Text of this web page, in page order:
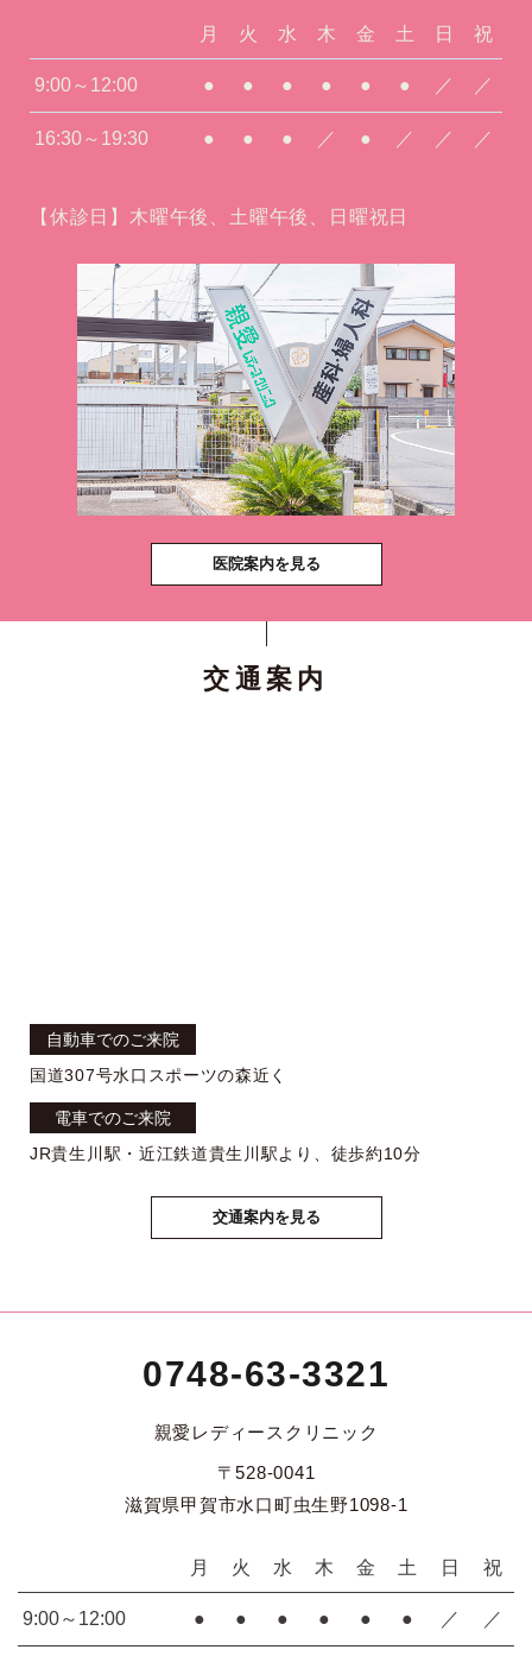
月 火 水 木 金 土 日 祝
9:00～12:00 ● ● ● ● ● ● ／ ／
16:30～19:30 ● ● ● ／ ● ／ ／ ／
【休診日】木曜午後、土曜午後、日曜祝日
医院案内を見る
交通案内
自動車でのご来院
国道307号水口スポーツの森近く
電車でのご来院
JR貴生川駅・近江鉄道貴生川駅より、徒歩約10分
交通案内を見る
0748-63-3321
親愛レディースクリニック
〒528-0041
滋賀県甲賀市水口町虫生野1098-1
月 火 水 木 金 土 日 祝
9:00～12:00 ● ● ● ● ● ● ／ ／